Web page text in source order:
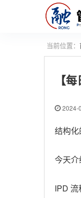
当前位置：
【
2024-
结构
今天
IPD